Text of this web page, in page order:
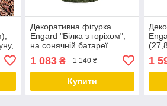
Декоративна фігурка
Engard "Білка з горіхом",
на сонячній батареї
фігури з полістоуну,
садово-паркові
1 083₴ 1 140 ₴
Купити
1